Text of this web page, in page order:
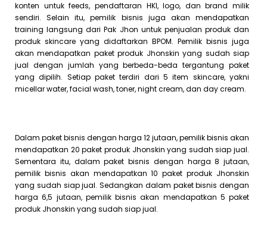
konten untuk feeds, pendaftaran HKI, logo, dan brand milik
sendiri. Selain itu, pemilik bisnis juga akan mendapatkan
training langsung dari Pak Jhon untuk penjualan produk dan
produk skincare yang didaftarkan BPOM. Pemilik bisnis juga
akan mendapatkan paket produk Jhonskin yang sudah siap
jual dengan jumlah yang berbeda-beda tergantung paket
yang dipilih. Setiap paket terdiri dari 5 item skincare, yakni
micellar water, facial wash, toner, night cream, dan day cream.
Dalam paket bisnis dengan harga 12 jutaan, pemilik bisnis akan
mendapatkan 20 paket produk Jhonskin yang sudah siap jual.
Sementara itu, dalam paket bisnis dengan harga 8 jutaan,
pemilik bisnis akan mendapatkan 10 paket produk Jhonskin
yang sudah siap jual. Sedangkan dalam paket bisnis dengan
harga 6,5 jutaan, pemilik bisnis akan mendapatkan 5 paket
produk Jhonskin yang sudah siap jual.